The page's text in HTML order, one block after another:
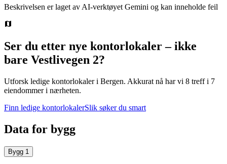
Beskrivelsen er laget av AI-verktøyet Gemini og kan inneholde feil
Ser du etter nye kontorlokaler – ikke
bare Vestlivegen 2?
Utforsk ledige kontorlokaler i Bergen. Akkurat nå har vi 8 treff i 7
eiendommer i nærheten.
Finn ledige kontorlokalerSlik søker du smart
Data for bygg
Bygg 1